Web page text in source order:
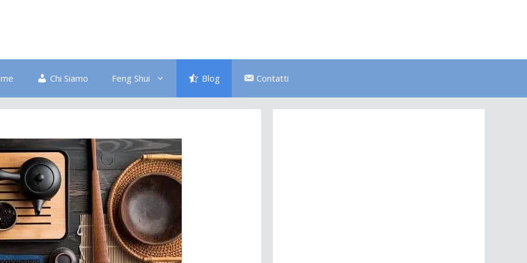
Chi Siamo Feng Shui
Bagno Bambini
Divano
Ingresso
Salute
Piante
Pulizia Energetica
Blog Contatti